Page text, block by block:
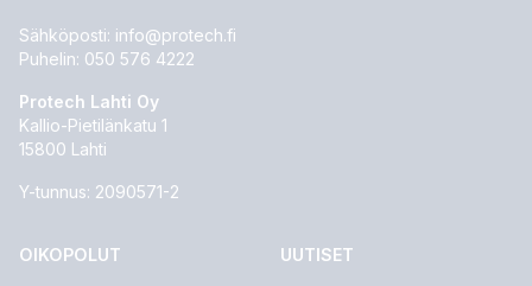
Sähköposti: info@protech.fi
Puhelin: 050 576 4222
Protech Lahti Oy
Kallio-Pietilänkatu 1
15800 Lahti
Y-tunnus: 2090571-2
OIKOPOLUT UUTISET